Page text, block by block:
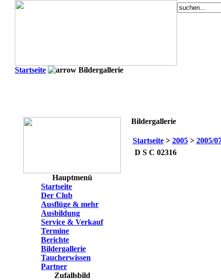
Startseite Bildergallerie
Hauptmenü
Startseite
Der Club
Ausflüge & mehr
Ausbildung
Service & Verkauf
Termine
Berichte
Bildergallerie
Taucherwissen
Partner
Zufallsbild
Bildergallerie
Startseite> 2005> 2005/
D S C 02316